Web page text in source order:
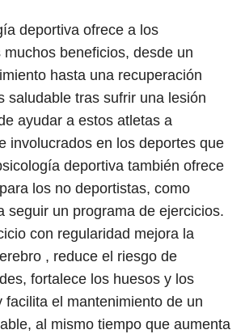
deportiva ofrece a los
muchos beneficios, desde un
hasta una recuperación
saludable tras sufrir una lesión
ayudar a estos atletas a
involucrados en los deportes que
deportiva también ofrece
los no deportistas, como
seguir un programa de ejercicios.
con regularidad mejora la
, reduce el riesgo de
fortalece los huesos y los
facilita el mantenimiento de un
al mismo tiempo que aumenta